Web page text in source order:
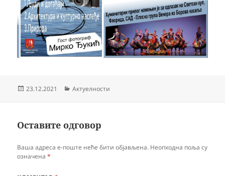
Објављено
23.12.2021 Категорије
Актуелности
Оставите одговор
Ваша адреса е-поште неће бити објављена. Неопходна поља су
означена*